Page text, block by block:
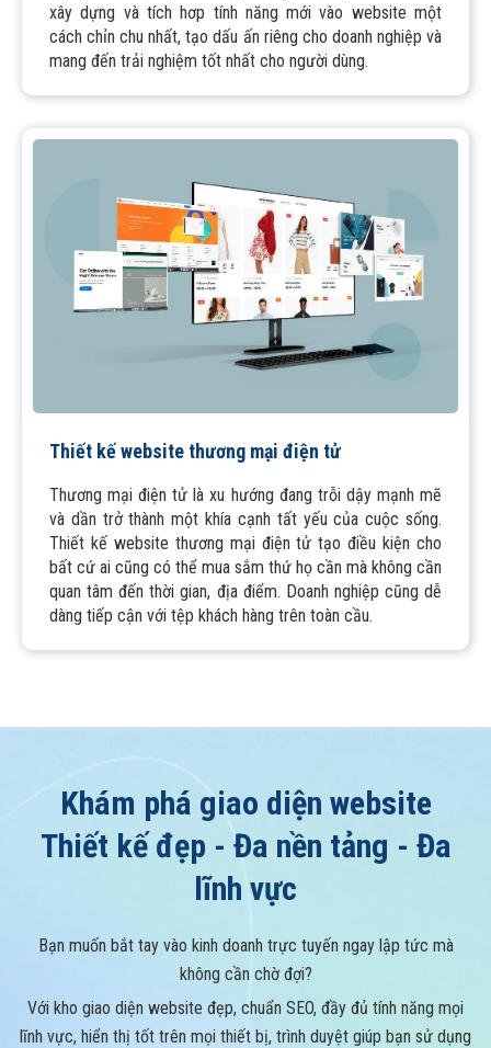
xây dựng và tích hơp tính năng mới vào website một
cách chỉn chu nhất, tạo dấu ấn riêng cho doanh nghiệp và
mang đến trải nghiệm tốt nhất cho người dùng.
Thiết kế website thương mại điện tử
Thương mại điện tử là xu hướng đang trỗi dậy mạnh mẽ
và dần trở thành một khía cạnh tất yếu của cuộc sống.
Thiết kế website thương mại điện tử tạo điều kiện cho
bất cứ ai cũng có thể mua sắm thứ họ cần mà không cần
quan tâm đến thời gian, địa điểm. Doanh nghiệp cũng dễ
dàng tiếp cận với tệp khách hàng trên toàn cầu.
Khám phá giao diện website
Thiết kế đẹp - Đa nền tảng - Đa
lĩnh vực
Bạn muốn bắt tay vào kinh doanh trực tuyến ngay lập tức mà
không cần chờ đợi?
Với kho giao diện website đẹp, chuẩn SEO, đầy đủ tính năng mọi
lĩnh vực, hiển thị tốt trên mọi thiết bị, trình duyệt giúp bạn sử dụng